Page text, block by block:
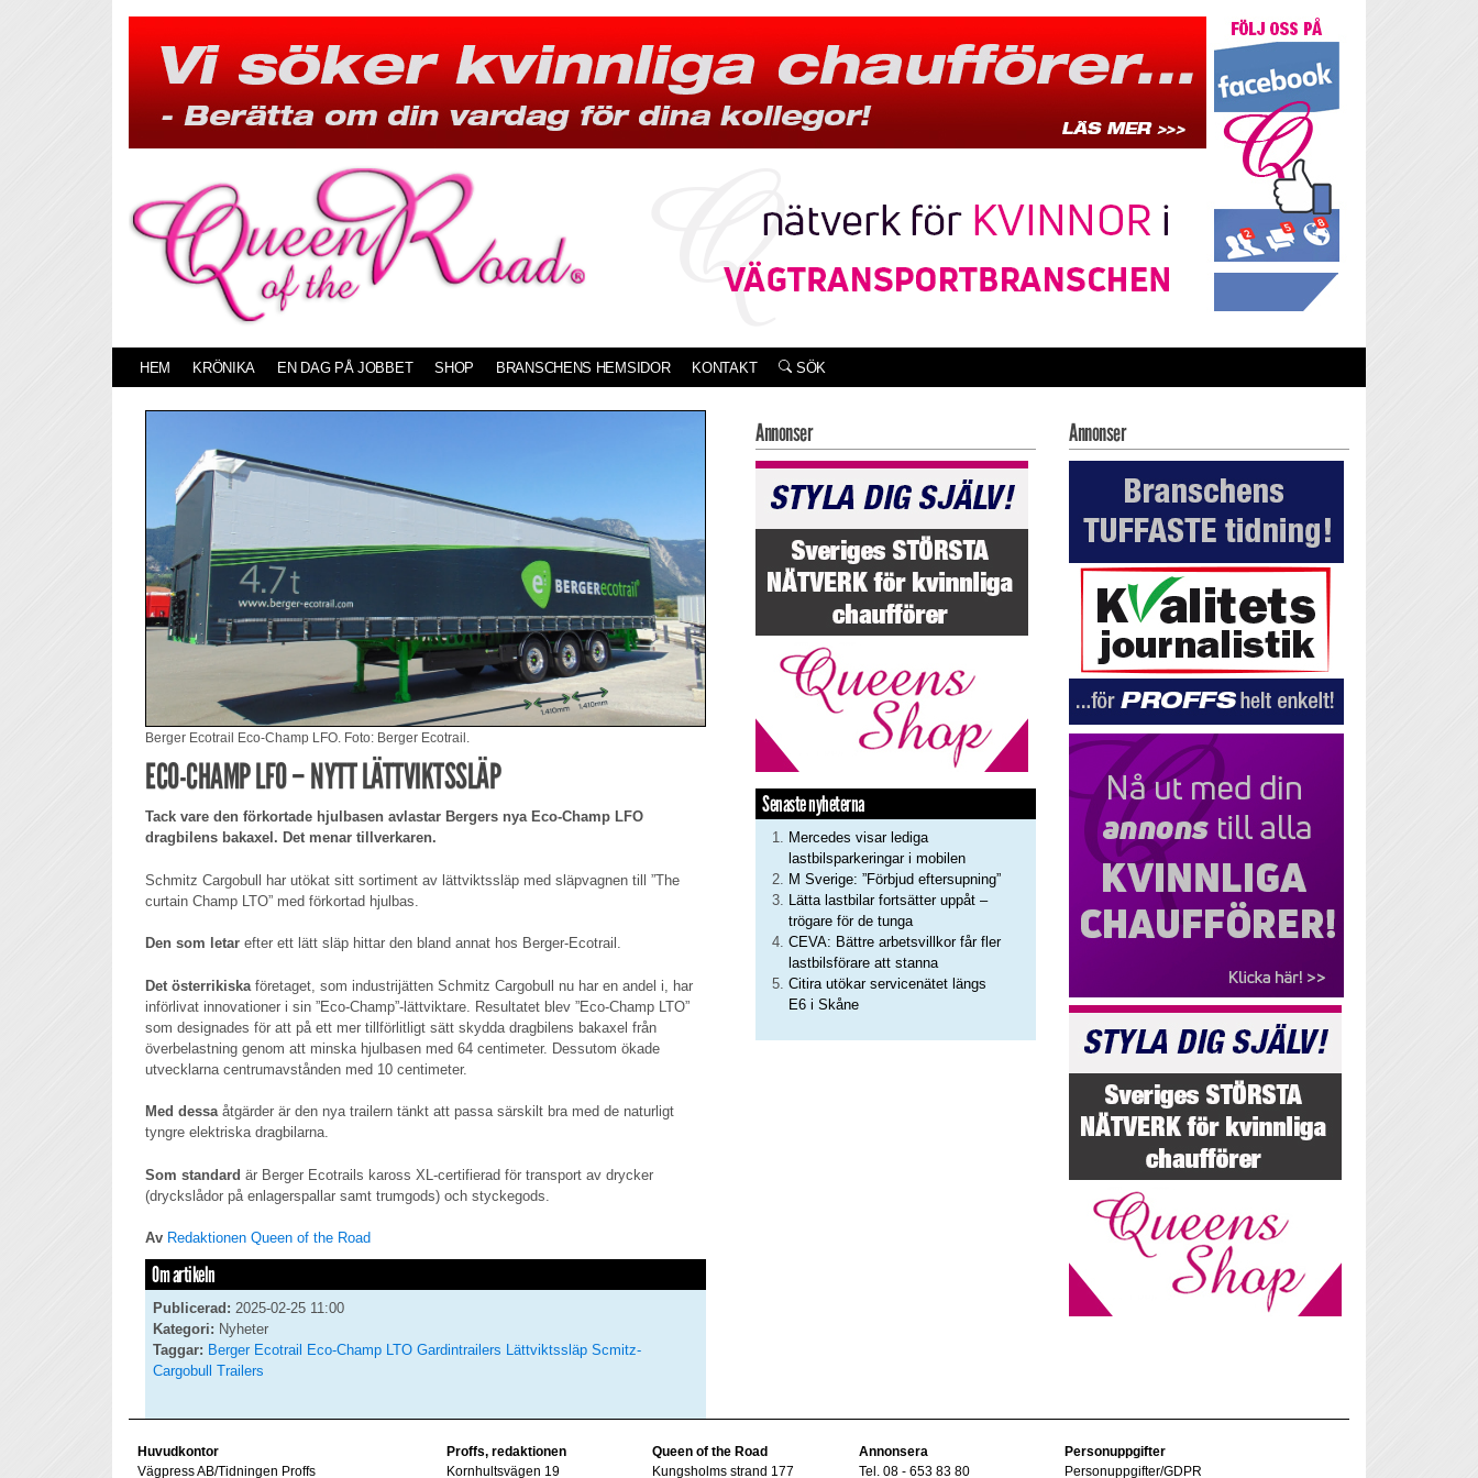
HEM KRÖNIKA EN DAG PÅ JOBBET SHOP BRANSCHENS HEMSIDOR KONTAKT SÖK
Berger Ecotrail Eco-Champ LFO. Foto: Berger Ecotrail.
ECO-CHAMP LFO – NYTT LÄTTVIKTSSLÄP
Tack vare den förkortade hjulbasen avlastar Bergers nya Eco-Champ LFO
dragbilens bakaxel. Det menar tillverkaren.
Schmitz Cargobull har utökat sitt sortiment av lättviktssläp med släpvagnen till ”The
curtain Champ LTO” med förkortad hjulbas.
Den som letar efter ett lätt släp hittar den bland annat hos Berger-Ecotrail.
Det österrikiska företaget, som industrijätten Schmitz Cargobull nu har en andel i, har
införlivat innovationer i sin ”Eco-Champ”-lättviktare. Resultatet blev ”Eco-Champ LTO”
som designades för att på ett mer tillförlitligt sätt skydda dragbilens bakaxel från
överbelastning genom att minska hjulbasen med 64 centimeter. Dessutom ökade
utvecklarna centrumavstånden med 10 centimeter.
Med dessaåtgärder är den nya trailern tänkt att passa särskilt bra med de naturligt
tyngre elektriska dragbilarna.
Som standard är Berger Ecotrails kaross XL-certifierad för transport av drycker
(dryckslådor på enlagerspallar samt trumgods) och styckegods.
Av Redaktionen Queen of the Road
Om artikeln
Publicerad: 2025-02-25 11:00
Kategori: Nyheter
Taggar: Berger Ecotrail Eco-Champ LTO Gardintrailers Lättviktssläp Scmitz-
Cargobull
Trailers
Annonser
Senaste nyheterna
Mercedes visar lediga
lastbilsparkeringar i mobilen
M Sverige: ”Förbjud eftersupning”
Lätta lastbilar fortsätter uppåt –
trögare för de tunga
CEVA: Bättre arbetsvillkor får fler
lastbilsförare att stanna
Citira utökar servicenätet längs
E6 i Skåne
Annonser
Huvudkontor
Vägpress AB/Tidningen Proffs
Proffs, redaktionen
Kornhultsvägen 19
Queen of the Road
Kungsholms strand 177
Annonsera
Tel. 08 - 653 83 80
Personuppgifter
Personuppgifter/GDPR